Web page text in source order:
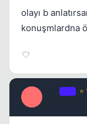
olayı b
konuşmlardna
⭐